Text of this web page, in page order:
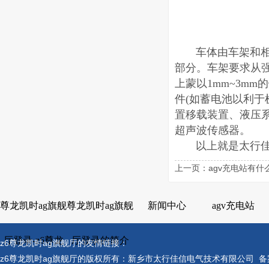
车体由车架和相
部分。车架要求从
上蒙以1mm~3mm
件(如蓄电池以利于
置移载装置、液压
超声波传感器。
以上就是太行佳
上一页：agv充电站有什
尊龙凯时ag旗舰
厅登录-z6尊龙
尊龙凯时ag旗舰
厅登录的简介
新闻中心 agv充电站
z6尊龙凯时ag旗舰厅的友情链接：
z6尊龙凯时ag旗舰厅的版权所有：新乡市太行佳信电气技术有限公司 备